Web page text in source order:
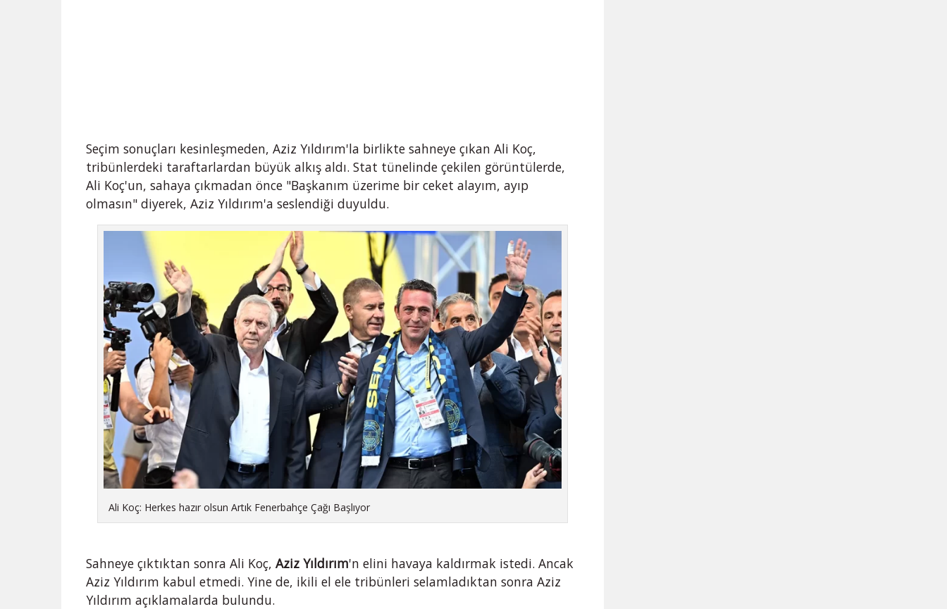
Seçim sonuçları kesinleşmeden, Aziz Yıldırım'la birlikte sahneye çıkan Ali Koç,
tribünlerdeki taraftarlardan büyük alkış aldı. Stat tünelinde çekilen görüntülerde,
Ali Koç'un, sahaya çıkmadan önce "Başkanım üzerime bir ceket alayım, ayıp
olmasın" diyerek, Aziz Yıldırım'a seslendiği duyuldu.
Ali Koç: Herkes hazır olsun Artık Fenerbahçe Çağı Başlıyor
Sahneye çıktıktan sonra Ali Koç,Aziz Yıldırım'n elini havaya kaldırmak istedi. Ancak
Aziz Yıldırım kabul etmedi. Yine de, ikili el ele tribünleri selamladıktan sonra Aziz
Yıldırım açıklamalarda bulundu.